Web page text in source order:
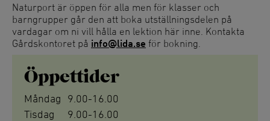
Naturport är öppen för alla men för klasser och
barngrupper går den att boka utställningsdelen på
vardagar om ni vill hålla en lektion här inne. Kontakta
Gårdskontoret på info@lida.se för bokning.
Öppettider
Måndag
9.00-16.00
Tisdag
9.00-16.00